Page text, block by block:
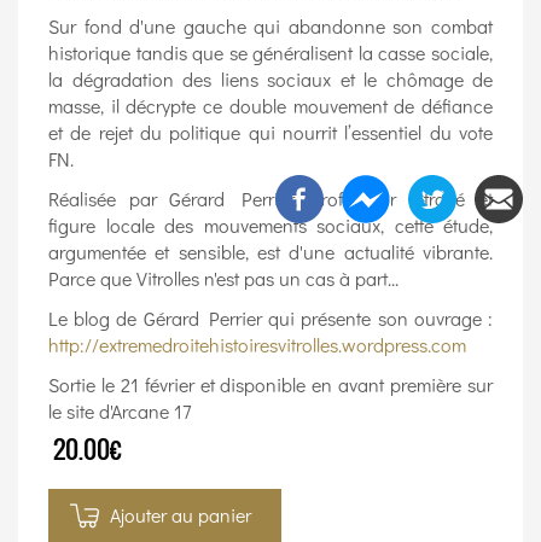
Sur fond d'une gauche qui abandonne son combat
historique tandis que se généralisent la casse sociale,
la dégradation des liens sociaux et le chômage de
masse, il décrypte ce double mouvement de défiance
et de rejet du politique qui nourrit l’essentiel du vote
FN.
Réalisée par Gérard Perrier, professeur retraité et
figure locale des mouvements sociaux, cette étude,
argumentée et sensible, est d'une actualité vibrante.
Parce que Vitrolles n'est pas un cas à part...
Le blog de Gérard Perrier qui présente son ouvrage :
http://extremedroitehistoiresvitrolles.wordpress.com
Sortie le 21 février et disponible en avant première sur
le site d'Arcane 17
20.00€
Ajouter au panier